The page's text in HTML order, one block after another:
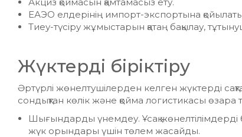
ЕАЭО елдерінің импорт-экспортына
Тиеу-түсіру жұмыстарын қатаң бақылау,
Жүктерді біріктіру
Әртүрлі жөнелтушілерден келген жүктерді
сондықтан көлік және қойма логистикасы
Шығындарды үнемдеу. Ұсақ жөнелтілімдерді
жүк орындары үшін төлем жасайды.